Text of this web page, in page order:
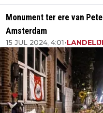
Monument ter ere van
Amsterdam
15 JUL 2024, 4:01•